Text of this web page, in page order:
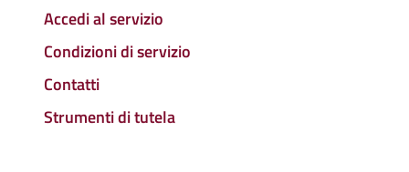
Accedi al servizio
Condizioni di servizio
Contatti
Strumenti di tutela